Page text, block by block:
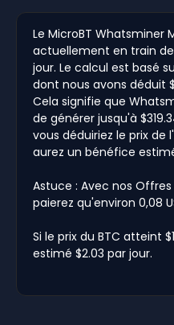
Le MicroBT Whatsminer
actuellement en train
jour. Le calcul est basé
dont nous avons déduit
Cela signifie que
de générer jusqu'à
vous déduiriez le prix de
aurez un bénéfice
Astuce : Avec nos
paierez qu'environ 0,08
Si le prix du BTC atteint
estimé $2.03 par jour.